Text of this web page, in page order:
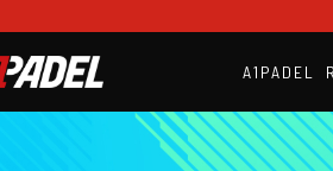
A1PADEL